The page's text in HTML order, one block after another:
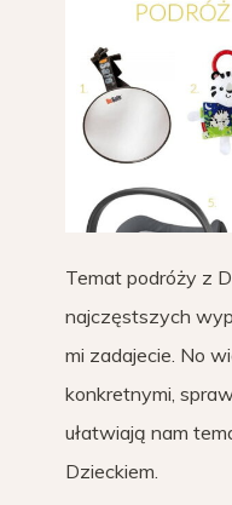
Temat podróży z
najczęstszych
mi zadajecie. No
konkretnymi,
ułatwiają nam
Dzieckiem.